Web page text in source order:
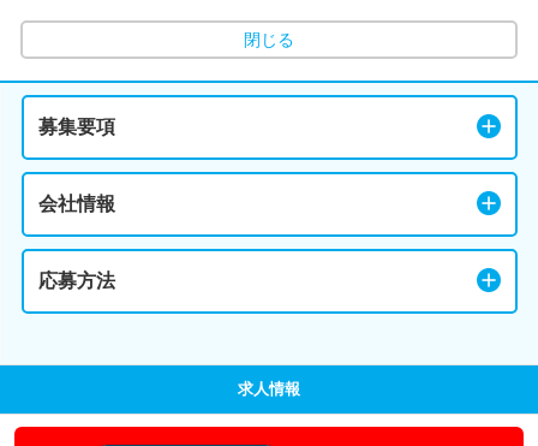
閉じる
募集要項
会社情報
応募方法
求人情報